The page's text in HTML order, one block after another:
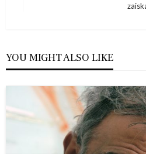
YOU MIGHT ALSO LIKE